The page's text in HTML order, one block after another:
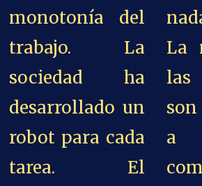
monotonía del
trabajo. La
sociedad ha
desarrollado un
robot para cada
tarea. El
La
las